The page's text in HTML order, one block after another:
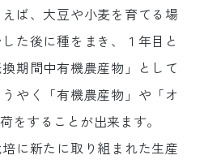
ば、大豆や小麦を育てる場
た後に種をまき、１年目と
期間中有機農産物」として
やく「有機農産物」や「オ
をすることが出来ます。
に新たに取り組まれた生産